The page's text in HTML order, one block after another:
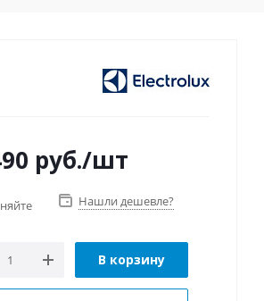
руб./шт
Нашли дешевле?
В корзину